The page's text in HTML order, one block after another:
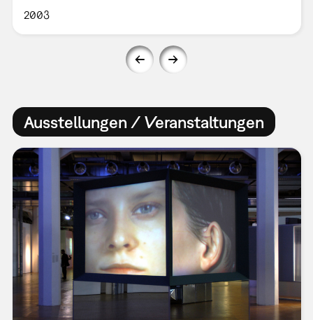
2003
Ausstellungen / Veranstaltungen